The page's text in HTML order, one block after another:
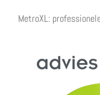
MetroXL: